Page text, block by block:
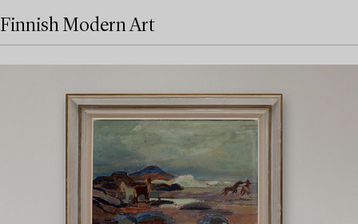
Finnish Modern Art